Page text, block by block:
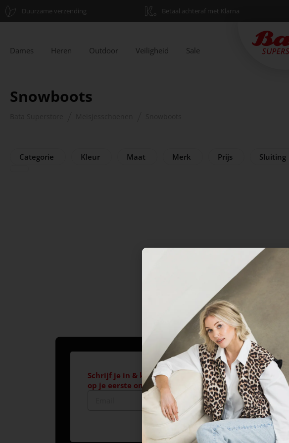
Duurzame verzending Betaal achteraf met Klarna
Dames Heren Outdoor Veiligheid Sale
Snowboots
Categorie Kleur Maat Merk Prijs Sluiting
Schrijf je in & krijg €10,- korting*
op je eerste online aankoop!